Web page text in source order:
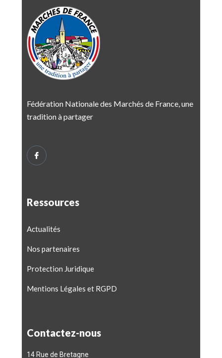
Fédération Nationale des Marchés de France, une
tradition à partager
Ressources
Actualités
Nos partenaires
Protection Juridique
Mentions Légales et RGPD
Contactez-nous
14 Rue de Bretagne